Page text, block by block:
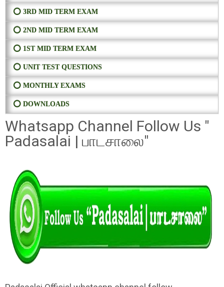
⭕ 3RD MID TERM EXAM
⭕ 2ND MID TERM EXAM
⭕ 1ST MID TERM EXAM
⭕ UNIT TEST QUESTIONS
⭕ MONTHLY EXAMS
⭕ DOWNLOADS
Whatsapp Channel Follow Us "
Padasalai | பாடசாலை"